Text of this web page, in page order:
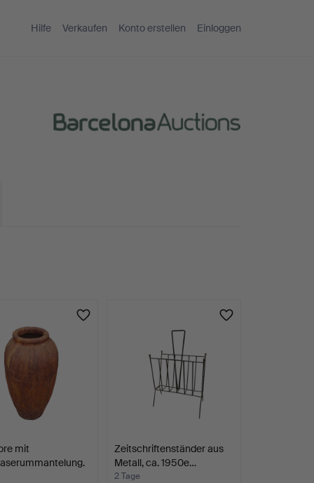
Hilfe Verkaufen Konto erstellen Einloggen
mit
Zeitschriftenständer aus
Metall, ca. 1950e…
2 Tage